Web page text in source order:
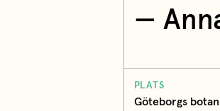
—
PLATS
Göteborgs